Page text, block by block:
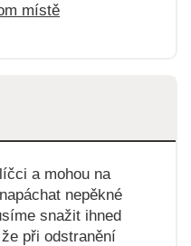
místě
a mohou na
nepěkné
snažit ihned
při odstranění